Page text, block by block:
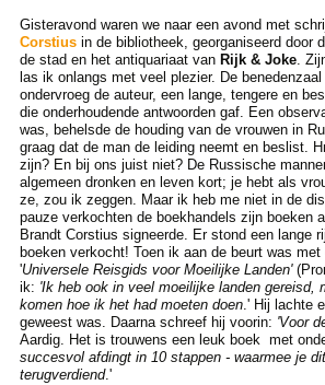
Gisteravond waren we naar een avond met
Corstiusin de bibliotheek, georganiseerd door
de stad en het antiquariaat van Rijk & Joke.
las ik onlangs met veel plezier. De
ondervroeg de auteur, een lange, tengere en
die onderhoudende antwoorden gaf. Een
was, behelsde de houding van de vrouwen in
graag dat de man de leiding neemt en beslist.
zijn? En bij ons juist niet? De Russische
algemeen dronken en leven kort; je hebt als
ze, zou ik zeggen. Maar ik heb me niet in de
pauze verkochten de boekhandels zijn boeken
Brandt Corstius signeerde. Er stond een lange
boeken verkocht! Toen ik aan de beurt was
'Universele Reisgids voor Moeilijke Landen'
ik: 'Ik heb ook in veel moeilijke landen gereisd,
komen hoe ik het had moeten doen.' Hij lachte
geweest was. Daarna schreef hij voorin: 'Voor
Aardig. Het is trouwens een leuk boek met
succesvol afdingt in 10 stappen - waarmee je
terugverdiend.'